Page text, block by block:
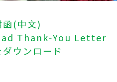
函(中文)
Thank‑You Letter
ウンロード